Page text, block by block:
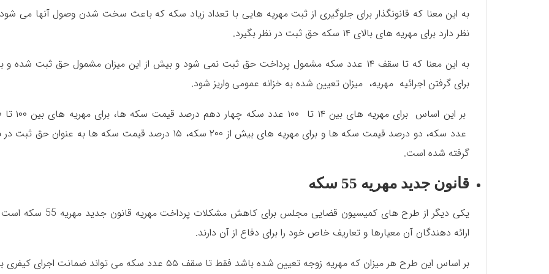
به این معنا که قانونگذار برای جلوگیری از ثبت مهریه هایی با تعداد زیاد سکه که باعث سخت شدن وصول آنها می
نظر دارد برای مهریه های بالای ۱۴ سکه حق ثبت در نظر بگیرد.
به این معنا که تا سقف ۱۴ عدد سکه مشمول پرداخت حق ثبت نمی شود و بیش از این میزان مشمول حق ثبت شده و
برای گرفتن اجرائیه مهریه، میزان تعیین شده به خزانه عمومی واریز شود.
بر این
عدد سکه، دو درصد قیمت سکه ها و برای مهریه های بیش از ۲۰۰ سکه، ۱۵ درصد قیمت سکه ها به عنوان حق
گرفته شده است.
قانون جدید مهریه 55 سکه
یکی دیگر از طرح های کمیسیون قضایی مجلس برای کاهش مشکلات پرداخت مهریه
ارائه دهندگان آن معیارها و تعاریف خاص خود را برای دفاع از آن دارند.
بر اساس این طرح هر میزان که مهریه زوجه تعیین شده باشد فقط تا سقف ۵۵ عدد سکه می تواند ضمانت اجرای